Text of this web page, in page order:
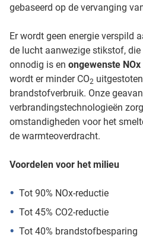
gebaseerd op de vervanging
Er wordt geen energie verspild
de lucht aanwezige stikstof,
onnodig is en ongewenste
wordt er minder CO2
brandstofverbruik. Onze
verbrandingstechnologieën
omstandigheden voor het
de warmteoverdracht.
Voordelen voor het milieu
Tot 90% NOx-reductie
Tot 45% CO2-reductie
Tot 40% brandstofbesparing